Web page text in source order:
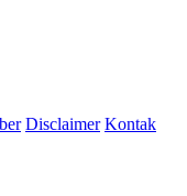
Disclaimer Kontak